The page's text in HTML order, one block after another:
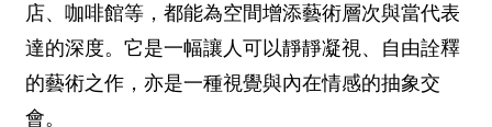
店、咖啡館等，都能為空間增添藝術層次與當代表
達的深度。它是一幅讓人可以靜靜凝視、自由詮釋
的藝術之作，亦是一種視覺與內在情感的抽象交
會。